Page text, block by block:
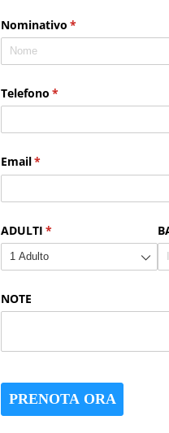
Nominativo *
(richiesto)
Telefono *
(richiesto)
Email*
(richiesto)
ADULTI *
(richiesto)
NOTE
PRENOTA ORA